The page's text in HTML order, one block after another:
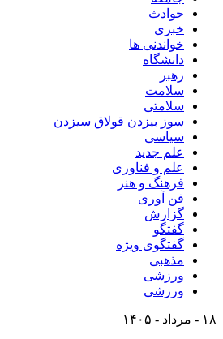
حوادث
خبری
خواندنی ها
دانشگاه
رهبر
سلامت
سلامتی
سوز بیزدن قولاق سیزدن
سیاسی
علم جدید
علم و فناوری
فرهنگ و هنر
فن آوری
گزارش
گفتگو
گفتگوی ویژه
مذهبی
ورزشی
ورزشی
۱۸ - مرداد - ۱۴۰۵